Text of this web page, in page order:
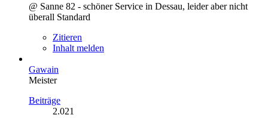
@ Sanne 82 - schöner Service in Dessau, leider aber nicht
überall Standard
Zitieren
Inhalt melden
Gawain
Meister
Beiträge
2.021